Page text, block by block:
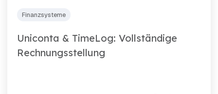
Finanzsysteme
Uniconta & TimeLog: Vollständige
Rechnungsstellung